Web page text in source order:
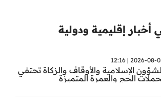
أخبار إقليمية ودولية
2026-08-05 |
الإسلامية والأوقاف والزكاة تحتفي
الحج والعمرة المتميزة